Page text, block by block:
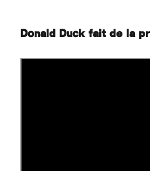
Donald Duck fait de la